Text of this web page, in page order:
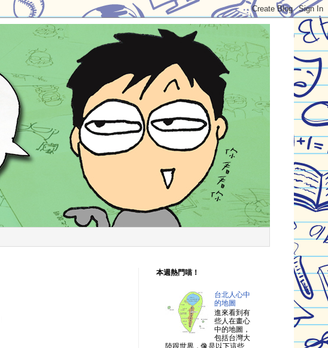
本週熱門喵！
台北人心中
的地圖
進來看到有
些人在畫心
中的地圖，
包括台灣大
陸跟世界，像是以下這些